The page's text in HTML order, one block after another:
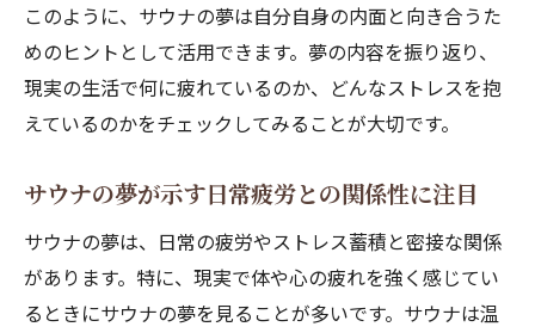
サウナ夢の深層心理と魂の浄化を考察
夢占いから見るサウナとエネルギーの関係
サウナ夢体験が促す新たな自分探しの旅
サウナ夢が反映する現在の心理的状態とは
夢でサウナが熱すぎる場合の意味と対処
サウナ夢が示すストレス蓄積のサイン
サウナ夢体験で感じる不安や安心の理由
このように、サウナの夢は自分自身の内面と向き合うた
めのヒントとして活用できます。夢の内容を振り返り、
現実の生活で何に疲れているのか、どんなストレスを抱
えているのかをチェックしてみることが大切です。
サウナの夢が示す日常疲労との関係性に注目
サウナの夢は、日常の疲労やストレス蓄積と密接な関係
があります。特に、現実で体や心の疲れを強く感じてい
るときにサウナの夢を見ることが多いです。サウナは温